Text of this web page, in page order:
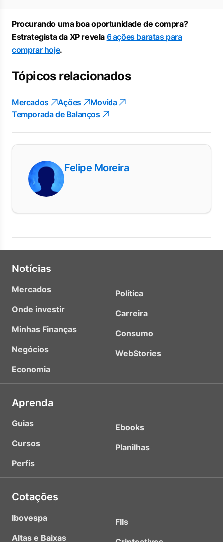
Procurando uma boa oportunidade de compra?
Estrategista da XP revela 6 ações baratas para
comprar hoje.
Tópicos relacionados
Mercados Ações
Movida
Temporada de Balanços
Felipe Moreira
Notícias
Mercados
Onde investir
Minhas Finanças
Negócios
Economia
Política
Carreira
Consumo
WebStories
Aprenda
Guias
Cursos
Perfis
Ebooks
Planilhas
Cotações
Ibovespa
Altas e Baixas
FIIs